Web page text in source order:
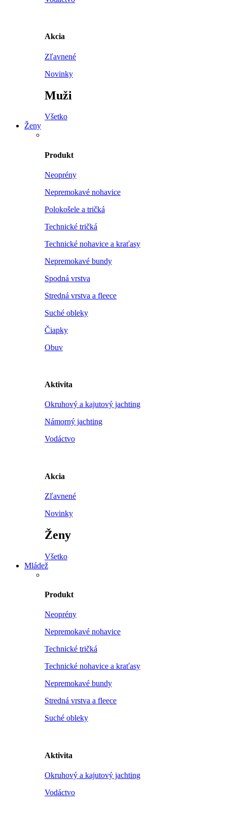
Akcia
Zľavnené
Novinky
Muži
Všetko
Ženy
Produkt
Neoprény
Nepremokavé nohavice
Polokošele a tričká
Technické tričká
Technické nohavice a kraťasy
Nepremokavé bundy
Spodná vrstva
Stredná vrstva a fleece
Suché obleky
Čiapky
Obuv
Aktivita
Okruhový a kajutový jachting
Námorný jachting
Vodáctvo
Akcia
Zľavnené
Novinky
Ženy
Všetko
Mládež
Produkt
Neoprény
Nepremokavé nohavice
Technické tričká
Technické nohavice a kraťasy
Nepremokavé bundy
Stredná vrstva a fleece
Suché obleky
Aktivita
Okruhový a kajutový jachting
Vodáctvo